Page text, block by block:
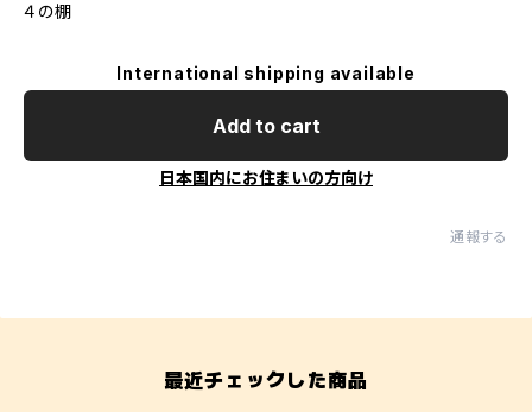
４の棚
International shipping available
Add to cart
日本国内にお住まいの方向け
通報する
最近チェックした商品